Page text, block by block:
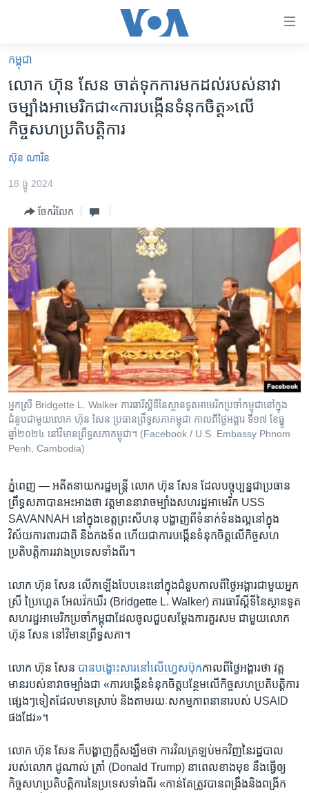
គេហទំព័រ​
ទាក់ទង
និង​
ចូល​
ទំព័រ​
ព័ត៌មាន​​
រំលង​
និង​
ចូល​
ទៅ​
ទំព័រ​
រចនា
សម្ព័ន្ធ​
រំលង​
និង​
ចូល​
ទៅ​
កាន់​
ទំព័រ​
ស្វែង​
កម្ពុជា
អន្តរជាតិ
អាមេរិក
កម្ពុជាច្នៃប្រតិដ្ឋ
ព្រឹត្តិការណ៍ព័ត៌មាន
ទូរទស្សន៍ / វីដេអូ​
វិទ្យុ / ផតខាសថ៍
កម្មវិធីទាំងអស់
Khmer English
បណ្តាញ​សង្គម
ភាសា
កម្ពុជា
លោក ហ៊ុន សែន ចាត់ទុក​ការមក​ដល់​របស់​នាវា​
ចម្បាំង​អាមេរិក​ជា​«ការបង្កើន​ទំនុក​ចិត្ត»​លើ​
កិច្ចសហប្រតិបត្តិការ
ស៊ុន ណារិន
18 ធ្នូ 2024
ចែករំលែក
អ្នកស្រី Bridgette L. Walker ភារធារីស្តីទីនៃស្ថានទូតអាមេរិកប្រចាំកម្ពុជានៅក្នុង
ជំនួបជាមួយលោក ហ៊ុន សែន ប្រធានព្រឹទ្ធសភាកម្ពុជា កាលពីថ្ងៃអង្គារ ទី១៧ ខែធ្នូ
ឆ្នាំ២០២៤ នៅវិមានព្រឹទ្ធសភាកម្ពុជា។ (Facebook / U.S. Embassy Phnom
Penh, Cambodia)
ភ្នំពេញ — អតីត​នាយក​រដ្ឋមន្រ្តី លោក ហ៊ុន សែន ដែល​បច្ចុប្បន្ន​ជា​ប្រធាន​
ព្រឹទ្ធសភា​បាន​អះអាង​ថា ​វត្តមាន​នាវា​ចម្បាំង​សហរដ្ឋអាមេរិក​ USS
SAVANNAH នៅ​ក្នុង​ខេត្ត​ព្រះសីហនុ​ បង្ហាញ​ពី​ទំនាក់​ទំនង​ល្អ​នៅក្នុង​
វិស័យ​ការពារ​ជាតិ និង​កង​ទ័ព ហើយ​ជា​ការ​បង្កើនទំនុកចិត្ត​លើ​កិច្ច​សហ
ប្រតិបត្តិការ​រវាង​ប្រទេស​ទាំង​ពីរ។
លោក ហ៊ុន សែន លើក​ឡើង​បែប​នេះ​នៅ​ក្នុង​ជំនួបកាលពី​ថ្ងៃអង្គារជាមួយ​អ្នក
ស្រី ប្រៃហ្គេត អែលវ៉កឃឺរ (Bridgette L. Walker) ភារធារី​ស្តី​ទីនៃ​ស្ថានទូត​
សហរដ្ឋ​អាមេរិក​ប្រចាំ​កម្ពុជា​ដែល​ចូលជួប​សម្ដែង​ការ​គួរសម ជាមួយ​លោក
ហ៊ុន សែន នៅវិមាន​ព្រឹទ្ធសភា។
លោក ហ៊ុន សែន បាន​បង្ហោះ​សារ​នៅ​លើ​ហ្វេស​ប៊ុក​កាល​ពី​ថ្ងៃ​អង្គារ​ថា ​វត្ត
មាន​របស់​នាវា​ចម្បាំង​ជា​ «ការ​បង្កើន​ទំនុក​ចិត្ត​បន្ថែម​លើ​កិច្ចសហប្រតិបត្តិការ
ផ្សេងៗ​ទៀត​ដែល​មាន​ស្រាប់ និង​តាម​រយៈ​សកម្មភាព​នានា​របស់ ​USAID
ផង​ដែរ»។
លោក ហ៊ុន សែន ក៏​បង្ហាញ​ក្តី​សង្ឃឹម​ថា ​ការវិ​ល​ត្រឡប់មក​វិញនៃរដ្ឋបាល​
របស់​លោក ដូណាល់ ត្រាំ (Donald Trump) ​នាពេលខាង​មុខ ​នឹង​ធ្វើ​ឲ្យ
កិច្ចសហ​ប្រតិបត្តិការ​នៃ​ប្រទេស​ទាំង​ពីរ «កាន់​តែ​ត្រូវ​បាន​ពង្រឹង​និង​ពង្រីក​